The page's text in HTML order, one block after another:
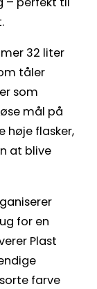
32 liter
tåler
som
mål på
høje flasker,
at blive
for en
Plast
farve